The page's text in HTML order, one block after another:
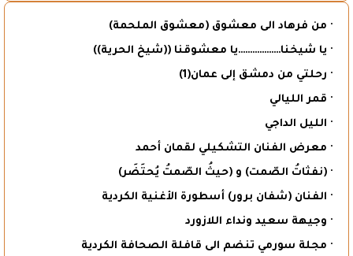
· من فرهاد الى معشوق (معشوق الملحمة)
· يا شيخنا………………يا معشوقنا ((شيخ الحرية))
· رحلتي من دمشق إلى عمان(1)
· قمر الليالي
· الليل الداجي
· معرض الفنان التشكيلي لقمان أحمد
· (نفثاتُ الصّمت) و (حيثُ الصّمتُ يُحتَضَر)
· الفنان (شفان برور) أسطورة الأغنية الكردية
· وجيهة سعيد ونداء اللازورد
· مجلة سورمي تنضم الى قافلة الصحافة الكردية